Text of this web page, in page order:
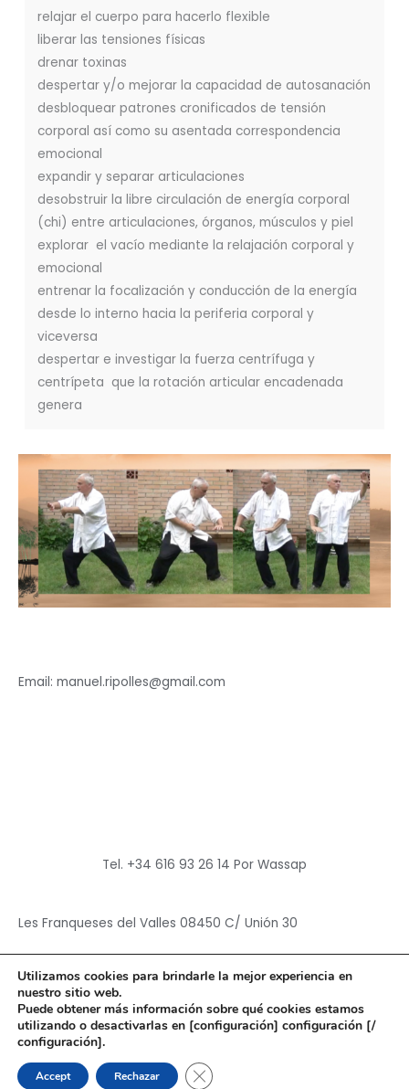
relajar el cuerpo para hacerlo flexible
liberar las tensiones físicas
drenar toxinas
despertar y/o mejorar la capacidad de autosanación
desbloquear patrones cronificados de tensión
corporal así como su asentada correspondencia
emocional
expandir y separar articulaciones
desobstruir la libre circulación de energía corporal
(chi) entre articulaciones, órganos, músculos y piel
explorar el vacío mediante la relajación corporal y
emocional
entrenar la focalización y conducción de la energía
desde lo interno hacia la periferia corporal y
viceversa
despertar e investigar la fuerza centrífuga y
centrípeta que la rotación articular encadenada
genera
Email: manuel.ripolles@gmail.com
Tel. +34 616 93 26 14 Por Wassap
Les Franqueses del Valles 08450 C/ Unión 30
Copyright © 2026Hun Yuan Chen
Powered byHun Yuan Chen
Utilizamos cookies para brindarle la mejor experiencia en
nuestro sitio web.
Puede obtener más información sobre qué cookies estamos
utilizando o desactivarlas en [configuración] configuración [/
configuración].
Accept Rechazar CERRAR EL BANNER DE